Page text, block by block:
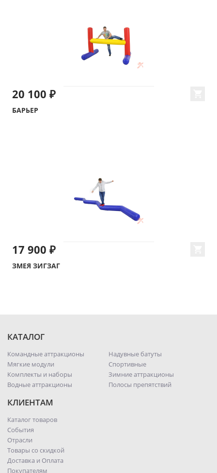
20 100 ₽
БАРЬЕР
17 900 ₽
ЗМЕЯ ЗИГЗАГ
КАТАЛОГ
Командные аттракционы
Надувные батуты
Мягкие модули
Спортивные
Комплекты и наборы
Зимние аттракционы
Водные аттракционы
Полосы препятствий
КЛИЕНТАМ
Каталог товаров
События
Отрасли
Товары со скидкой
Доставка и Оплата
Покупателям